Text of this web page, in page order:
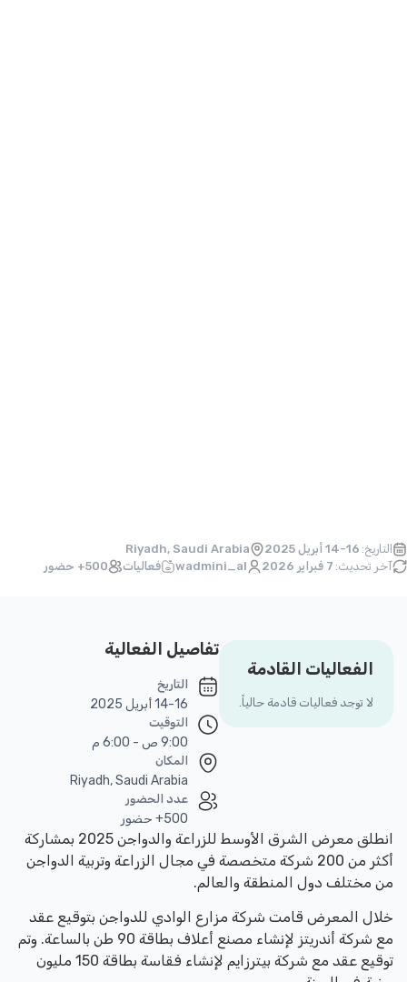
التاريخ: 14-16 أبريل 2025
Riyadh, Saudi Arabia
آخر تحديث: 7 فبراير 2026 wadmini_al فعاليات 500+ حضور
انطلق معرض الشرق الأوسط للزراعة والدواجن 2025 بمشاركة
أكثر من 200 شركة متخصصة في مجال الزراعة وتربية الدواجن
من مختلف دول المنطقة والعالم.
خلال المعرض قامت شركة مزارع الوادي للدواجن بتوقيع عقد
مع شركة أندريتز لإنشاء مصنع أعلاف بطاقة 90 طن بالساعة. وتم
توقيع عقد مع شركة بيترزايم لإنشاء فقاسة بطاقة 150 مليون
تفاصيل الفعالية
التاريخ
14-16 أبريل 2025
التوقيت
9:00 ص - 6:00 م
المكان
Riyadh, Saudi Arabia
عدد الحضور
500+ حضور
الفعاليات القادمة
لا توجد فعاليات قادمة حالياً.